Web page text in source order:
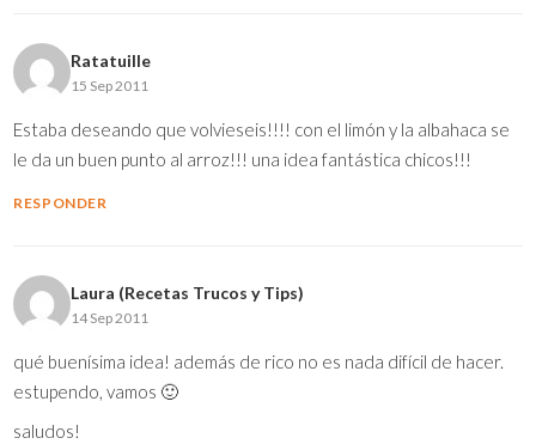
Ratatuille
15 Sep 2011
Estaba deseando que volvieseis!!!! con el limón y la albahaca se
le da un buen punto al arroz!!! una idea fantástica chicos!!!
RESPONDER
Laura (Recetas Trucos y Tips)
14 Sep 2011
qué buenísima idea! además de rico no es nada difícil de hacer.
estupendo, vamos 🙂
saludos!